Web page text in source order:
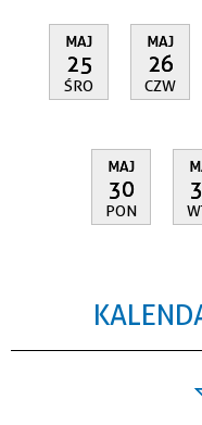
MAJ
25
ŚRO
MAJ
26
CZW
MAJ
30
PON